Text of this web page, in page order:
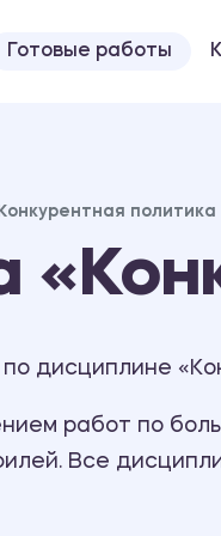
Готовые работы
Конкурентная политика
дисциплине
работ по
Все